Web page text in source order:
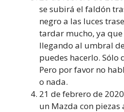
se subirá el faldón
negro a las luces
tardar mucho, ya que
llegando al umbral
puedes hacerlo. Sólo
Pero por favor no
o nada.
21 de febrero de
un Mazda con piezas